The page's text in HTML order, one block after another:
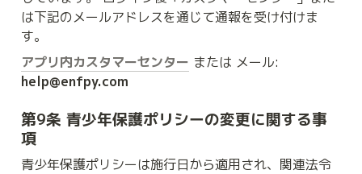
は下記のメールアドレスを通じて通報を受け付けま
す。
アプリ内カスタマーセンター
help@enfpy.com
第9条 青少年保護ポリシーの変更に関する事
項
青少年保護ポリシーは施行日から適用され、関連法令